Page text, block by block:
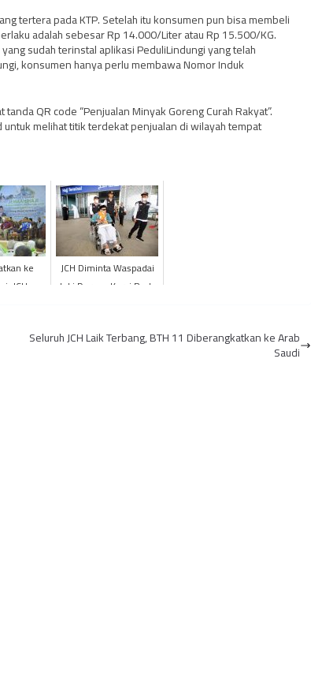
tertera pada KTP. Setelah itu konsumen pun bisa membeli
adalah sebesar Rp 14.000/Liter atau Rp 15.500/KG.
sudah terinstal aplikasi PeduliLindungi yang telah
konsumen hanya perlu membawa Nomor Induk
QR code “Penjualan Minyak Goreng Curah Rakyat”.
melihat titik terdekat penjualan di wilayah tempat
ke
JCH
JCH Diminta Waspadai
Joki Dorong Kursi Roda
Seluruh JCH Laik Terbang, BTH 11 Diberangkatkan ke Arab
Saudi